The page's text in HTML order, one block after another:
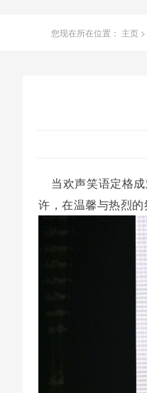
您现在所在位置： 主页 >
当欢声笑语定格成
许，在温馨与热烈